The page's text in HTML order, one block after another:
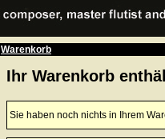
Warenkorb
Ihr Warenkorb
Sie haben noch nichts in Ihrem